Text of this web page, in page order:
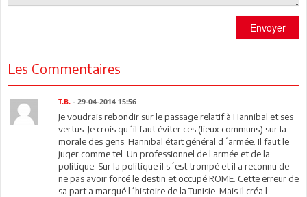
Envoyer
Les Commentaires
T.B. - 29-04-2014 15:56
Je voudrais rebondir sur le passage relatif à Hannibal et ses
vertus. Je crois qu´il faut éviter ces (lieux communs) sur la
morale des gens. Hannibal était général d´armée. Il faut le
juger comme tel. Un professionnel de l armée et de la
politique. Sur la politique il s´est trompé et il a reconnu de
ne pas avoir forcé le destin et occupé ROME. Cette erreur de
sa part a marqué l´histoire de la Tunisie. Mais il créa l